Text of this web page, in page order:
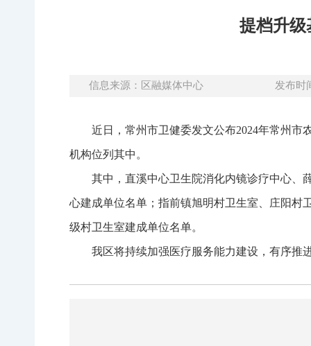
提档升级
信息来源：区融媒体中心 发布时
近日，常州市卫健委发文公布2024年常州
机构位列其中。
其中，直溪中心卫生院消化内镜诊疗中心、
心建成单位名单；指前镇旭明村卫生室、庄阳村
级村卫生室建成单位名单。
我区将持续加强医疗服务能力建设，有序推